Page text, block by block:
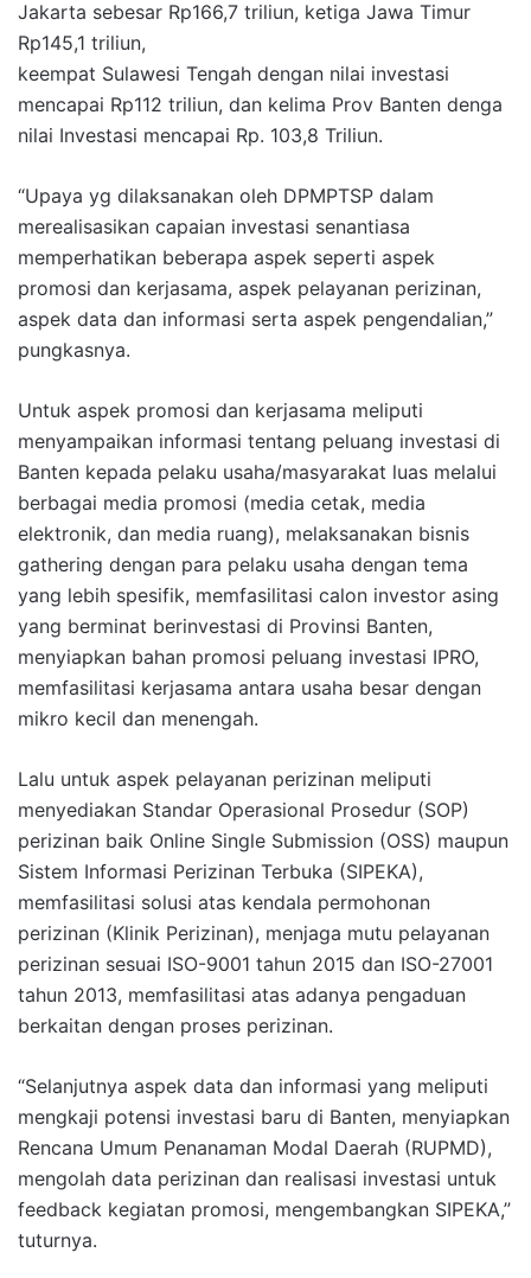
Jakarta sebesar Rp166,7 triliun, ketiga Jawa Timur
Rp145,1 triliun,
keempat Sulawesi Tengah dengan nilai investasi
mencapai Rp112 triliun, dan kelima Prov Banten denga
nilai Investasi mencapai Rp. 103,8 Triliun.
“Upaya yg dilaksanakan oleh DPMPTSP dalam
merealisasikan capaian investasi senantiasa
memperhatikan beberapa aspek seperti aspek
promosi dan kerjasama, aspek pelayanan perizinan,
aspek data dan informasi serta aspek pengendalian,”
pungkasnya.
Untuk aspek promosi dan kerjasama meliputi
menyampaikan informasi tentang peluang investasi di
Banten kepada pelaku usaha/masyarakat luas melalui
berbagai media promosi (media cetak, media
elektronik, dan media ruang), melaksanakan bisnis
gathering dengan para pelaku usaha dengan tema
yang lebih spesifik, memfasilitasi calon investor asing
yang berminat berinvestasi di Provinsi Banten,
menyiapkan bahan promosi peluang investasi IPRO,
memfasilitasi kerjasama antara usaha besar dengan
mikro kecil dan menengah.
Lalu untuk aspek pelayanan perizinan meliputi
menyediakan Standar Operasional Prosedur (SOP)
perizinan baik Online Single Submission (OSS) maupun
Sistem Informasi Perizinan Terbuka (SIPEKA),
memfasilitasi solusi atas kendala permohonan
perizinan (Klinik Perizinan), menjaga mutu pelayanan
perizinan sesuai ISO-9001 tahun 2015 dan ISO-27001
tahun 2013, memfasilitasi atas adanya pengaduan
berkaitan dengan proses perizinan.
“Selanjutnya aspek data dan informasi yang meliputi
mengkaji potensi investasi baru di Banten, menyiapkan
Rencana Umum Penanaman Modal Daerah (RUPMD),
mengolah data perizinan dan realisasi investasi untuk
feedback kegiatan promosi, mengembangkan SIPEKA,”
tuturnya.